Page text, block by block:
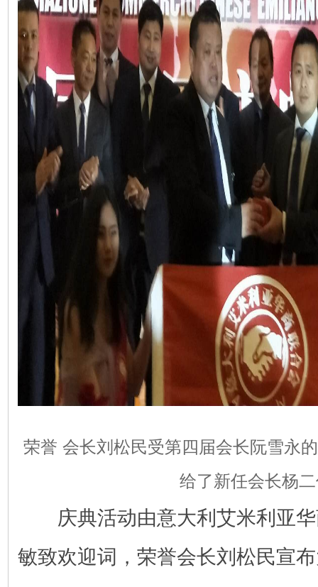
荣誉 会长刘松民受第四届会长阮雪永
给了新任会长杨
庆典活动由意大利艾米利亚华
敏致欢迎词，荣誉会长刘松民宣